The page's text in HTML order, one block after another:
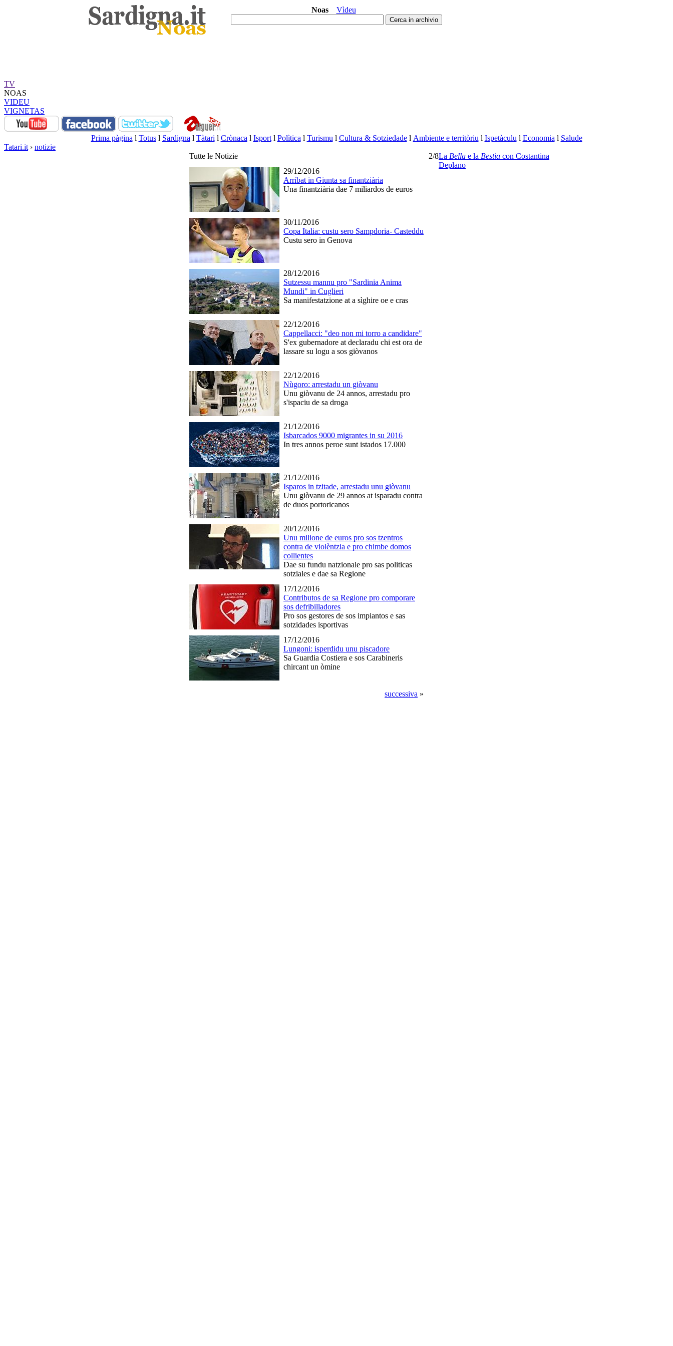
Noas Vìdeu
TV
NOAS
VIDEU
VIGNETAS
Prima pàgina l Totusl Sardigna l Tàtari l Crònaca l Isportl Polìtica l Turismu l Cultura & Sotziedadel Ambiente e territòriu l Ispetàculu l Economia l Salude
Tatari.it › notizie
Tutte le Notizie
29/12/2016
Arribat in Giunta sa finantziària
Una finantziària dae 7 miliardos de euros
30/11/2016
Copa Italia: custu sero Sampdoria- Casteddu
Custu sero in Genova
28/12/2016
Sutzessu mannu pro "Sardinia Anima
Mundi" in Cuglieri
Sa manifestatzione at a sìghire oe e cras
22/12/2016
Cappellacci: "deo non mi torro a candidare"
S'ex gubernadore at declaradu chi est ora de
lassare su logu a sos giòvanos
22/12/2016
Nùgoro: arrestadu un giòvanu
Unu giòvanu de 24 annos, arrestadu pro
s'ispaciu de sa droga
21/12/2016
Isbarcados 9000 migrantes in su 2016
In tres annos peroe sunt istados 17.000
21/12/2016
Isparos in tzitade, arrestadu unu giòvanu
Unu giòvanu de 29 annos at isparadu contra
de duos portoricanos
20/12/2016
Unu milione de euros pro sos tzentros
contra de violèntzia e pro chimbe domos
collientes
Dae su fundu natzionale pro sas politicas
sotziales e dae sa Regione
17/12/2016
Contributos de sa Regione pro comporare
sos defribilladores
Pro sos gestores de sos impiantos e sas
sotzidades isportivas
17/12/2016
Lungoni: isperdidu unu piscadore
Sa Guardia Costiera e sos Carabineris
chircant un òmine
successiva »
2/8La Bella e la Bestia con Costantina
Deplano